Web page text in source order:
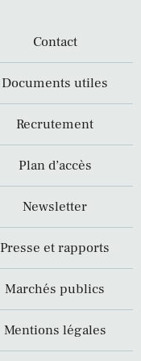
Contact
Documents utiles
Recrutement
Plan d’accès
Newsletter
Presse et rapports
Marchés publics
Mentions légales